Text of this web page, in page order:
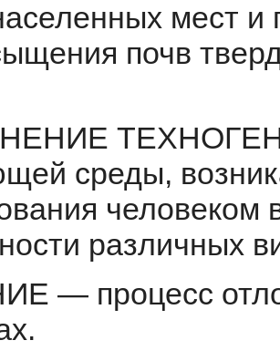
мест
почв
среды,
человеком
различных
— процесс